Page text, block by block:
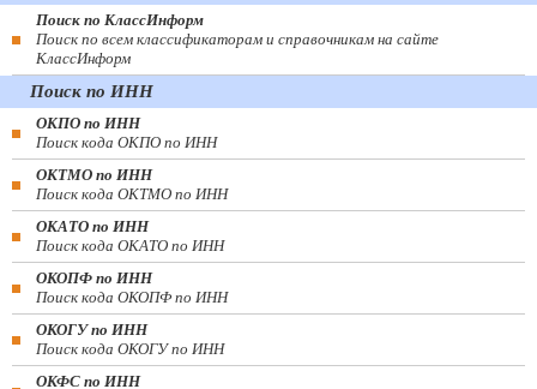
Поиск по КлассИнформ
Поиск по всем классификаторам и справочникам на сайте
КлассИнформ
Поиск по ИНН
ОКПО по ИНН
Поиск кода ОКПО по ИНН
ОКТМО по ИНН
Поиск кода ОКТМО по ИНН
ОКАТО по ИНН
Поиск кода ОКАТО по ИНН
ОКОПФ по ИНН
Поиск кода ОКОПФ по ИНН
ОКОГУ по ИНН
Поиск кода ОКОГУ по ИНН
ОКФС по ИНН